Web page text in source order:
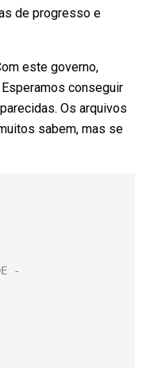
de progresso e
este governo,
conseguir
Os arquivos
sabem, mas se